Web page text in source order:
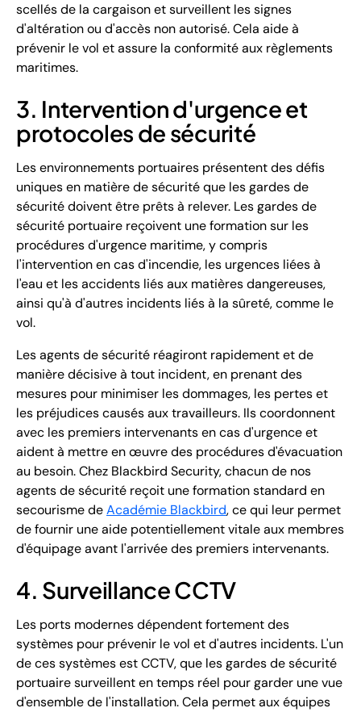
scellés de la cargaison et surveillent les signes
d'altération ou d'accès non autorisé. Cela aide à
prévenir le vol et assure la conformité aux règlements
maritimes.
3. Intervention d'urgence et
protocoles de sécurité
Les environnements portuaires présentent des défis
uniques en matière de sécurité que les gardes de
sécurité doivent être prêts à relever. Les gardes de
sécurité portuaire reçoivent une formation sur les
procédures d'urgence maritime, y compris
l'intervention en cas d'incendie, les urgences liées à
l'eau et les accidents liés aux matières dangereuses,
ainsi qu'à d'autres incidents liés à la sûreté, comme le
vol.
Les agents de sécurité réagiront rapidement et de
manière décisive à tout incident, en prenant des
mesures pour minimiser les dommages, les pertes et
les préjudices causés aux travailleurs. Ils coordonnent
avec les premiers intervenants en cas d'urgence et
aident à mettre en œuvre des procédures d'évacuation
au besoin. Chez Blackbird Security, chacun de nos
agents de sécurité reçoit une formation standard en
secourisme deAcadémie Blackbird, ce qui leur permet
de fournir une aide potentiellement vitale aux membres
d'équipage avant l'arrivée des premiers intervenants.
4. Surveillance CCTV
Les ports modernes dépendent fortement des
systèmes pour prévenir le vol et d'autres incidents. L'un
de ces systèmes est CCTV, que les gardes de sécurité
portuaire surveillent en temps réel pour garder une vue
d'ensemble de l'installation. Cela permet aux équipes